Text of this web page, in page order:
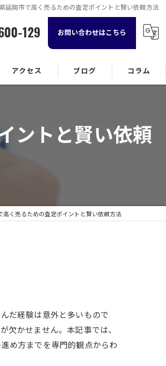
延岡市で高く売るための査定ポイントと賢い依頼方法
129 お問い合わせはこちら
アクセス ブログ コラム
ントと賢い依頼
高く売るための査定ポイントと賢い依頼方法
だ経験は意外と多いもので
かせません。本記事では、
め方までを専門的観点からわ